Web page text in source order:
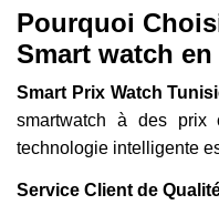
Pourquoi
Smart watch
Smart Prix Watch
smartwatch à des prix
technologie intelligente
Service Client de